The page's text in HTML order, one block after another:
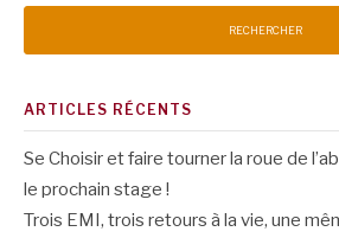
ARTICLES RÉCENTS
Se Choisir et faire tourner la roue de
le prochain stage !
Trois EMI, trois retours à la vie, une